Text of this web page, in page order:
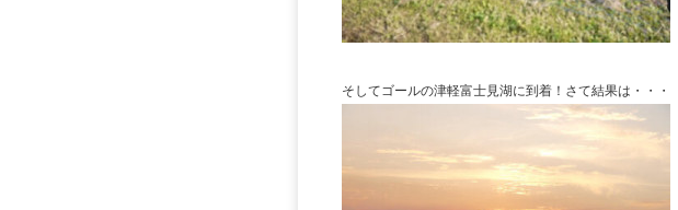
そしてゴールの津軽富士見湖に到着！さて結果は・・・